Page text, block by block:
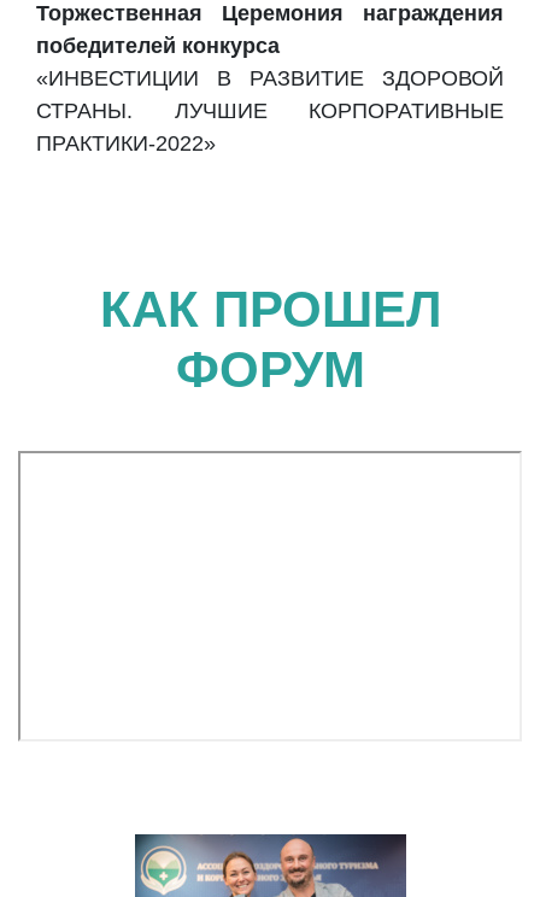
Торжественная Церемония награждения
победителей конкурса
«ИНВЕСТИЦИИ В РАЗВИТИЕ ЗДОРОВОЙ
СТРАНЫ. ЛУЧШИЕ КОРПОРАТИВНЫЕ
ПРАКТИКИ-2022»
КАК ПРОШЕЛ
ФОРУМ